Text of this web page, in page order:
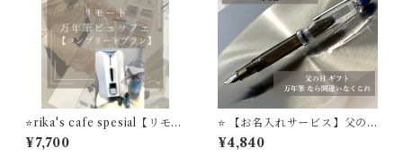
⭐️rika's cafe spesial【リモー
ト万年筆ビュッフェ】 コン
プリートプラン 万年筆１
¥7,700
⭐️ 【お名入れサービス】父の
日 ギフト 万年筆は 店主のおす
すめ Modern Black 万年筆ビ
¥4,840